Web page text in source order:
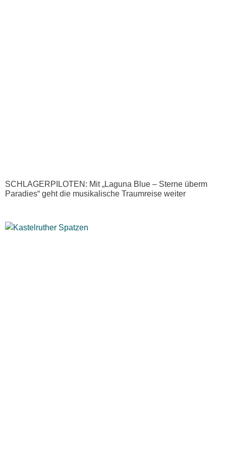
SCHLAGERPILOTEN: Mit „Laguna Blue – Sterne überm
Paradies“ geht die musikalische Traumreise weiter